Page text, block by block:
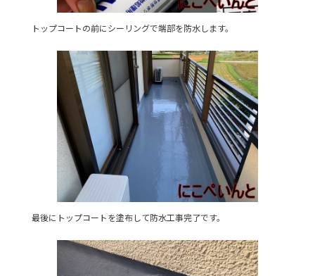
トップコートの前にシーリングで端部を防水します。
最後にトップコートを塗布して防水工事完了です。